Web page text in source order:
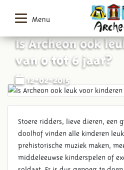
Menu
Is Archeon ook
van 0 tot 6 jaar?
12-02-2015
Stoere ridders, lieve dieren, een
doolhof vinden alle kinderen
prehistorische muziek maken,
middeleeuwse kinderspelen of